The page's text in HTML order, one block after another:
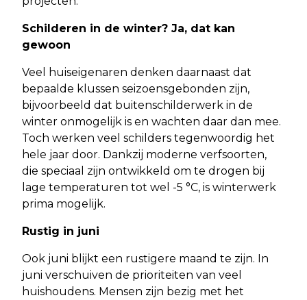
Schilderen in de winter? Ja, dat kan
gewoon
Veel huiseigenaren denken daarnaast dat
bepaalde klussen seizoensgebonden zijn,
bijvoorbeeld dat buitenschilderwerk in de
winter onmogelijk is en wachten daar dan mee.
Toch werken veel schilders tegenwoordig het
hele jaar door. Dankzij moderne verfsoorten,
die speciaal zijn ontwikkeld om te drogen bij
lage temperaturen tot wel -5 °C, is winterwerk
prima mogelijk.
Rustig in juni
Ook juni blijkt een rustigere maand te zijn. In
juni verschuiven de prioriteiten van veel
huishoudens. Mensen zijn bezig met het